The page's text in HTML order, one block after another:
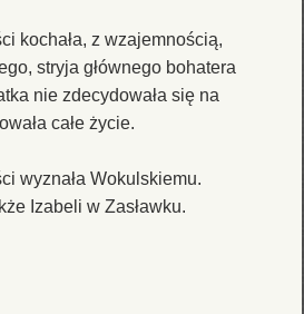
kochała, z wzajemnością,
stryja głównego bohatera
nie zdecydowała się na
całe życie.
wyznała Wokulskiemu.
Izabeli w Zasławku.